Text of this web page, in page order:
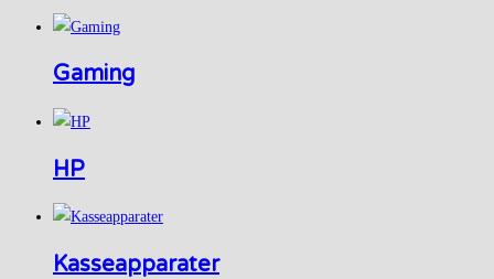
Gaming
HP
Kasseapparater